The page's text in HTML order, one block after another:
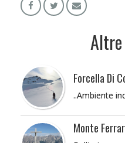
Forcella Di
..Ambiente
Monte